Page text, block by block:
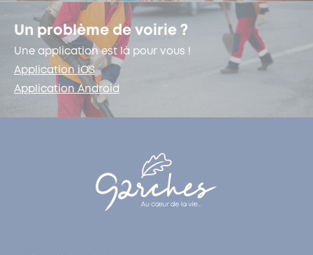
Un problème de voirie ?
Une application est là pour vous !
Application iOS
Application Android